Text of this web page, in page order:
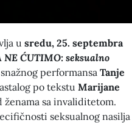
u sredu, 25. septembra
NE ĆUTIMO: seksualno
performansa Tanje
po tekstu Marijane
ženama sa invaliditetom.
seksualnog nasilja